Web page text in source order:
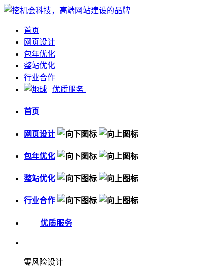
首页
网页设计
包年优化
整站优化
行业合作
优质服务
首页
网页设计
包年优化
整站优化
行业合作
优质服务
零风险设计